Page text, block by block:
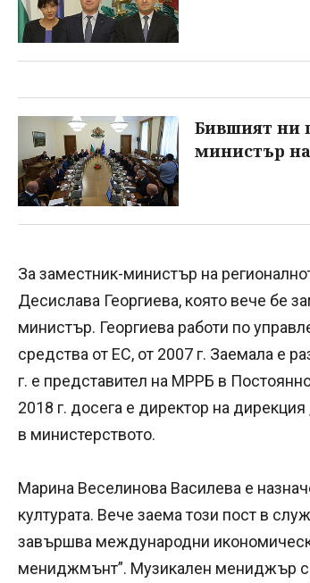
Бившият ни
министър
За заместник-министър на
Десислава Георгиева, която вече бе
министър. Георгиева работи по
средства от ЕС, от 2007 г. Заемала е
г. е представител на МРРБ в
2018 г. досега е директор на
в министерството.
Марина Веселинова Василева е
културата. Вече заема този пост в
завършва международни
мениджмънт”. Музикален мениджър с